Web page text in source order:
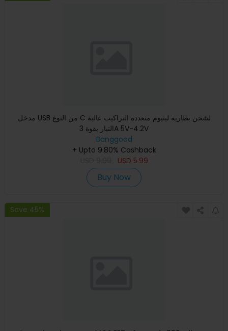
مدخل USB من النوع C لشحن بطارية ليثيوم متعددة التراكيب عالية
التيار بقوة 3A 5V-4.2V
Banggood
+ Upto 9.80% Cashback
USD 5.99
Buy Now
Save 45%